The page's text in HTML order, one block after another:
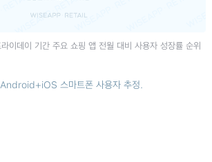
이데이 기간 주요 쇼핑 앱 전월 대비 사용자 성장률 순위
스마트폰 사용자 추정.